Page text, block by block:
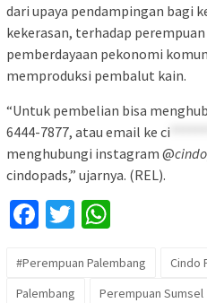
dari upaya pendampingan bagi
kekerasan, terhadap
pemberdayaan pekonomi
memproduksi pembalut kain.
“Untuk pembelian bisa
6444-7877, atau email ke ci
menghubungi instagram @
cindopads,” ujarnya. (REL).
Facebook
Twitter
#Perempuan Palembang Cindo
Palembang
Perempuan Sumsel